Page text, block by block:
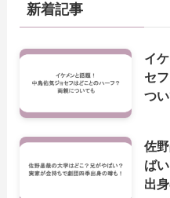
新着記事
イ
セ
つ
佐
ば
出